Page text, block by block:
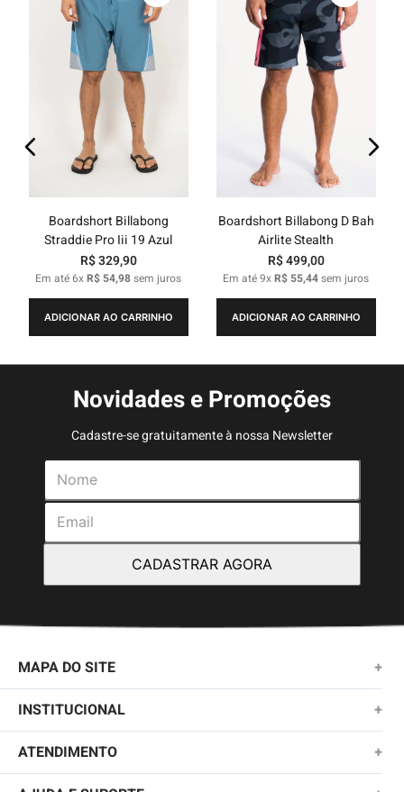
Boardshort Billabong
Straddie Pro Iii 19 Azul
R$329,90
Em até6xR$ 54,98sem juros
ADICIONAR AO CARRINHO
Boardshort Billabong D Bah
Airlite Stealth
R$499,00
Em até9xR$ 55,44sem juros
ADICIONAR AO CARRINHO
Novidades e Promoções
Cadastre-se gratuitamente à nossa Newsletter
CADASTRAR AGORA
MAPA DO SITE +
NOVIDADES
MASCULINO
KIDS
INSTITUCIONAL +
SOBRE NÓS
TROCAS E DEVOLUÇÕES
ATENDIMENTO +